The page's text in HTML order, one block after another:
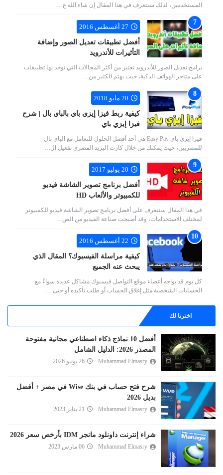
المستخدمين، لذلك سنتعرف في هذا المقال إن شاء الله ع…
27 أغسطس 2016
أفضل تطبيقات تعديل الصور وإضافة
التأثيرات للأندرويد
برامج تعديل الصور للأندرويد تعتبر من أكثر المجالات التي توجد بها تطبيقات
على متاجر الهواتف الذكية، حيث يهتم الكثير من…
20 مايو 2018
كيفية ربط فيزا إيزي باي بالباي بال | شرح
فيزا إيزي باي
فيزا إيزي باي Easy Pay هي أحد أفضل الحلول للتعامل مع الباي بال
للمصريين، حيث يمكنك من خلال كارت البريد المصري تفعيل ال…
20 يوليو 2017
أفضل برنامج تصوير الشاشة فيديو
للكمبيوتر والألعاب HD
في هذا المقال سنتعرف على أفضل برنامج تصوير الشاشة فيديو للكمبيوتر
لمختلف الاستخدامات، وقد أصبحت صناعة الفيديو من الص…
22 أغسطس 2016
كيفية مراسلة الفيسبوك؟ المقال الذي
يبحث عنه الجميع
كل يوم قد يواجه أعضاء موقع التواصل فيسبوك مشاكل عديدة سواءً مع
الحسابات الشخصية مثل إغلاق الحساب أو طلب تأكيده أو حتى …
اخترنا لك
أفضل 10 نماذج ذكاء اصطناعي مجانية مفتوحة
المصدر 2026: الدليل الشامل
Muhammad Elmasry 26 يونيو 2026
شرح فتح حساب في بنك Wise في مصر + أفضل
بديل 2026
Muhammad Elmasry 21 يناير 2023
شراء إنترنت داونلود مانجر IDM بأرخص سعر 2026
Muhammad Elmasry 06 مارس 2023